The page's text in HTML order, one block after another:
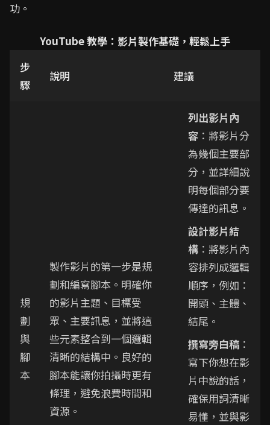
功。
YouTube 教學：影片製作基礎，輕鬆上手
步
驟
說明 建議
規
劃
與
腳
本
製作影片的第一步是規
劃和編寫腳本。明確你
的影片主題、目標受
眾、主要訊息，並將這
些元素整合到一個邏輯
清晰的結構中。良好的
腳本能讓你拍攝時更有
條理，避免浪費時間和
資源。
列出影片內
容 ：將影片分
為幾個主要部
分，並詳細說
明每個部分要
傳達的訊息。
設計影片結
構 ：將影片內
容排列成邏輯
順序，例如：
開頭、主體、
結尾。
撰寫旁白稿 ：
寫下你想在影
片中說的話，
確保用詞清晰
易懂，並與影